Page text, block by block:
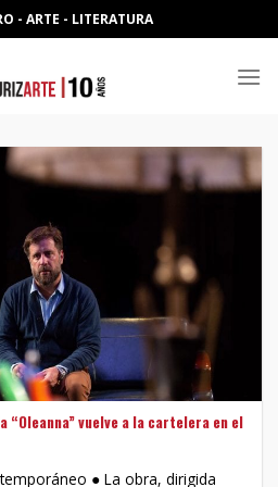
- ARTE - LITERATURA
vuelve a la cartelera en el
● La obra, dirigida